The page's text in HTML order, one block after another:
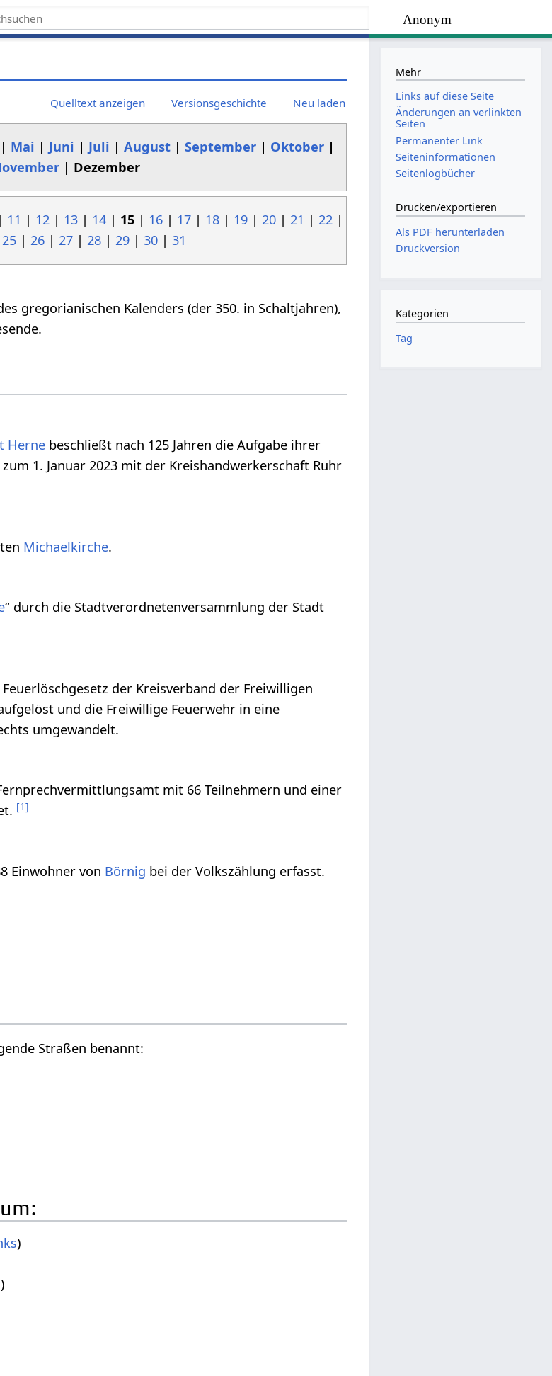
Anonym
Quelltext anzeigen Versionsgeschichte Neu laden
| Mai | Juni | Juli | August| September| Oktober|
| Dezember
| 11 | 12 | 13 | 14 | 15 | 16 | 17 | 18 | 19 |20 |21 |22 |
25| 26| 27| 28| 29| 30| 31
gregorianischen Kalenders (der 350. in Schaltjahren),
Hernebeschließt nach 125 Jahren die Aufgabe ihrer
1. Januar 2023 mit der Kreishandwerkerschaft Ruhr
Michaelkirche.
“ durch die Stadtverordnetenversammlung der Stadt
der Kreisverband der Freiwilligen
und die Freiwillige Feuerwehr in eine
umgewandelt.
mit 66 Teilnehmern und einer
[1]
Einwohner von Börnig bei der Volkszählung erfasst.
Straßen benannt:
)
)
Mehr
Links auf diese Seite
Änderungen an verlinkten
Seiten
Permanenter Link
Seiten­­informationen
Seitenlogbücher
Drucken/­exportieren
Als PDF herunterladen
Druckversion
Kategorien
Tag